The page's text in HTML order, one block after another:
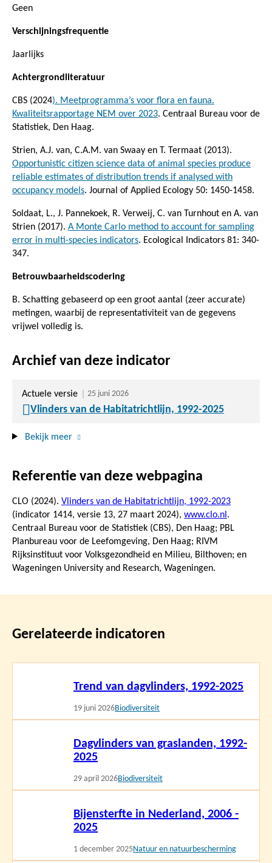
Geen
Verschijningsfrequentie
Jaarlijks
Achtergrondliteratuur
CBS (2024). Meetprogramma’s voor flora en fauna.
Kwaliteitsrapportage NEM over 2023. Centraal Bureau voor de
Statistiek, Den Haag.
Strien, A.J. van, C.A.M. van Swaay en T. Termaat (2013).
Opportunistic citizen science data of animal species produce
reliable estimates of distribution trends if analysed with
occupancy models. Journal of Applied Ecology 50: 1450-1458.
Soldaat, L., J. Pannekoek, R. Verweij, C. van Turnhout en A. van
Strien (2017). A Monte Carlo method to account for sampling
error in multi-species indicators. Ecological Indicators 81: 340-
347.
Betrouwbaarheidscodering
B. Schatting gebaseerd op een groot aantal (zeer accurate)
metingen, waarbij de representativiteit van de gegevens
vrijwel volledig is.
Archief van deze indicator
Actuele versie 25 juni 2026
Vlinders van de Habitatrichtlijn, 1992-2025
Bekijk meer
Referentie van deze webpagina
CLO (2024). Vlinders van de Habitatrichtlijn, 1992-2023
(indicator 1414, versie 13, 27 maart 2024), www.clo.nl .
Centraal Bureau voor de Statistiek (CBS), Den Haag; PBL
Planbureau voor de Leefomgeving, Den Haag; RIVM
Rijksinstituut voor Volksgezondheid en Milieu, Bilthoven; en
Wageningen University and Research, Wageningen.
Gerelateerde indicatoren
Trend van dagvlinders, 1992-2025
19 juni 2026Biodiversiteit
Dagvlinders van graslanden, 1992-
2025
29 april 2026Biodiversiteit
Bijensterfte in Nederland, 2006 -
2025
1 december 2025Natuur en natuurbescherming